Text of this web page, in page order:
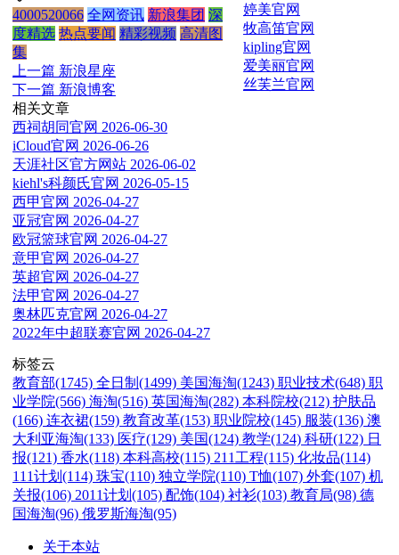
4000520066 全网资讯 新浪集团 深
度精选 热点要闻 精彩视频 高清图
集
上一篇 新浪星座
下一篇 新浪博客
相关文章
西祠胡同官网 2026-06-30
iCloud官网 2026-06-26
天涯社区官方网站 2026-06-02
kiehl's科颜氏官网 2026-05-15
西甲官网 2026-04-27
亚冠官网 2026-04-27
欧冠篮球官网 2026-04-27
意甲官网 2026-04-27
英超官网 2026-04-27
法甲官网 2026-04-27
奥林匹克官网 2026-04-27
2022年中超联赛官网 2026-04-27
婷美官网
牧高笛官网
kipling官网
爱美丽官网
丝芙兰官网
标签云
教育部(1745) 全日制(1499) 美国海淘(1243) 职业技术(648) 职
业学院(566) 海淘(516) 英国海淘(282) 本科院校(212) 护肤品
(166) 连衣裙(159) 教育改革(153) 职业院校(145) 服装(136) 澳
大利亚海淘(133) 医疗(129) 美国(124) 教学(124) 科研(122) 日
报(121) 香水(118) 本科高校(115) 211工程(115) 化妆品(114)
111计划(114) 珠宝(110) 独立学院(110) T恤(107) 外套(107) 机
关报(106) 2011计划(105) 配饰(104) 衬衫(103) 教育局(98) 德
国海淘(96) 俄罗斯海淘(95)
关于本站